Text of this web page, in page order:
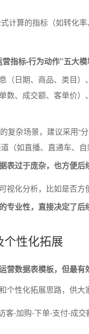
计算的指标（如转化
指标-行为动作”五大模
（日期、商品、类目
数、成交额、客单价
复杂场景，建议采用“
（如直播、直通车、
表过于庞杂，也方便后
视化分析，比如是否
专业性，直接决定了后
性化拓展
营数据表模板，但最
个性化拓展思路，供大
客-加购-下单-支付-成